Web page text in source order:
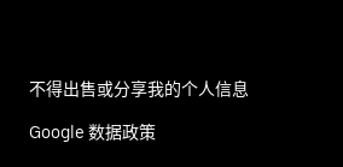
不得出售或分享我的个人信息
Google 数据政策